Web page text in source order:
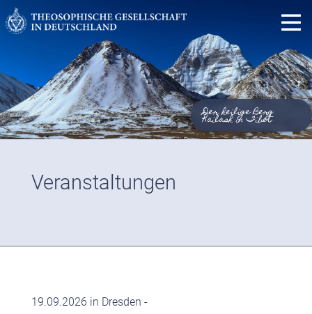
Der heilige Berg
Kailash in Tibet
Veranstaltungen
19.09.2026 in Dresden -